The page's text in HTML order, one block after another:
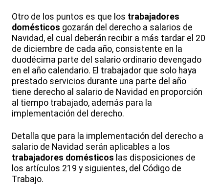
Otro de los puntos es que los trabajadores
domésticos gozarán del derecho a salarios de
Navidad, el cual deberán recibir a más tardar el 20
de diciembre de cada año, consistente en la
duodécima parte del salario ordinario devengado
en el año calendario. El trabajador que solo haya
prestado servicios durante una parte del año
tiene derecho al salario de Navidad en proporción
al tiempo trabajado, además para la
implementación del derecho.
Detalla que para la implementación del derecho a
salario de Navidad serán aplicables a los
trabajadores domésticos las disposiciones de
los artículos 219 y siguientes, del Código de
Trabajo.